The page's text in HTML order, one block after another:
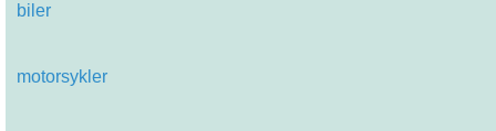
biler
motorsykler